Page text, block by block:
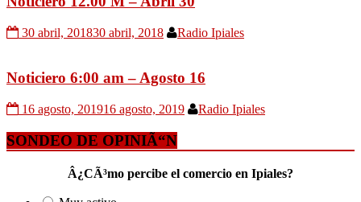
30 abril, 201830 abril, 2018 Radio Ipiales
Noticiero 6:00 am – Agosto 16
16 agosto, 201916 agosto, 2019 Radio Ipiales
SONDEO DE OPINIÃ“N
Â¿CÃ³mo percibe el comercio en Ipiales?